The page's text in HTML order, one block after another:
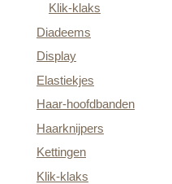
Klik-klaks
Diadeems
Display
Elastiekjes
Haar-hoofdbanden
Haarknijpers
Kettingen
Klik-klaks